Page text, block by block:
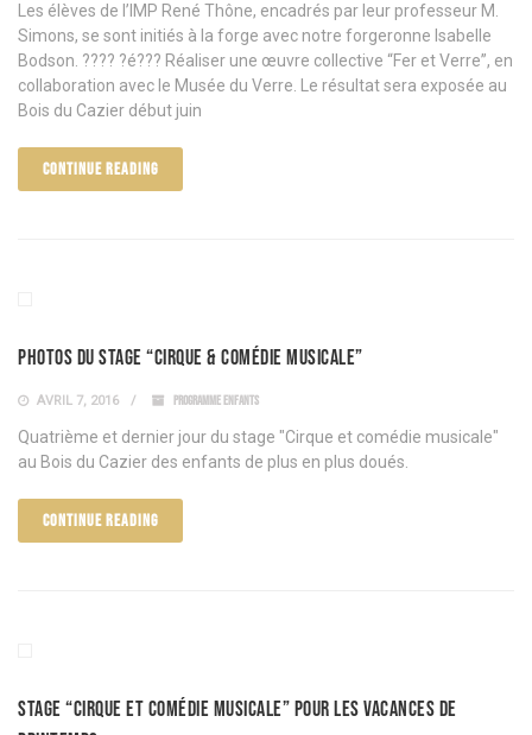
Les élèves de l’IMP René Thône, encadrés par leur professeur M.
Simons, se sont initiés à la forge avec notre forgeronne Isabelle
Bodson. ???? ?é??? Réaliser une œuvre collective “Fer et Verre”, en
collaboration avec le Musée du Verre. Le résultat sera exposée au
Bois du Cazier début juin
CONTINUE READING
Photos du stage “Cirque & comédie musicale”
AVRIL 7, 2016 PROGRAMME ENFANTS
Quatrième et dernier jour du stage "Cirque et comédie musicale"
au Bois du Cazier des enfants de plus en plus doués.
CONTINUE READING
Stage “Cirque et comédie musicale” pour les vacances de